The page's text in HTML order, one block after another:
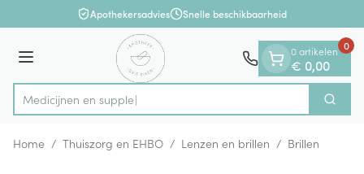
Ga naar de inhoudApothekersadvies Snelle beschikbaarheid
Menu
Product, merk, categorie...
Med Zoek
0 artikelen
€ 0,00
0
Home / Thuiszorg en EHBO / Lenzen en brillen / Brillen